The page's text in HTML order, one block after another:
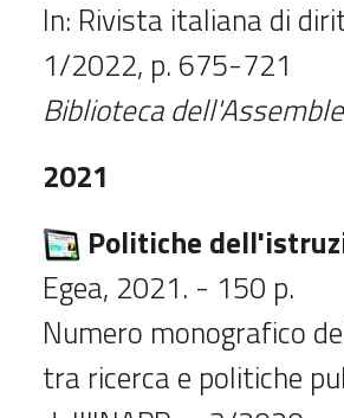
In: Rivista italiana di
1/2022, p. 675-721
Biblioteca
2021
Politiche
Egea, 2021. - 150 p.
Numero monografico
tra ricerca e politiche